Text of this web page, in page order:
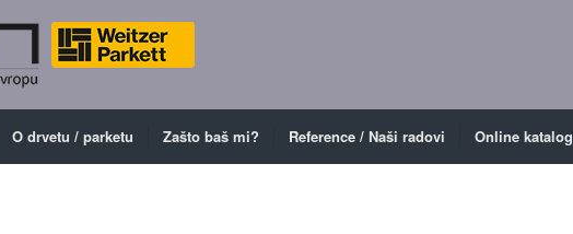
O drvetu / parketu Zašto baš mi? Reference / Naši radovi Online katalog